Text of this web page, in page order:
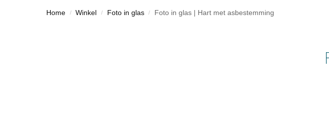
Home / Winkel / Foto in glas / Foto in glas | Hart met asbestemming